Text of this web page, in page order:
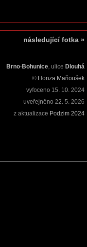
následující fotka »
Brno-Bohunice, ulice Dlouhá
© Honza Maňoušek
vyfoceno 15. 10. 2024
uveřejněno 22. 5. 2026
z aktualizace Podzim 2024